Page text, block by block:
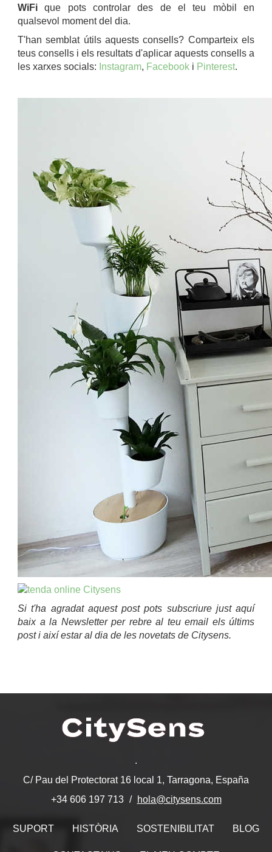
WiFi que pots controlar des de el teu mòbil en
qualsevol moment del dia.
T'han semblat útils aquests consells? Comparteix els
teus consells i els resultats d'aplicar aquests consells a
les xarxes socials: Instagram, Facebook i Pinterest.
Si t'ha agradat aquest post pots subscriure just aquí
baix a la Newsletter per rebre al teu email els últims
post i així estar al dia de les novetats de Citysens.
.
C/ Pau del Protectorat 16 local 1, Tarragona, España
+34 606 197 713
hola@citysens.com
SUPORT HISTÒRIA SOSTENIBILITAT BLOG